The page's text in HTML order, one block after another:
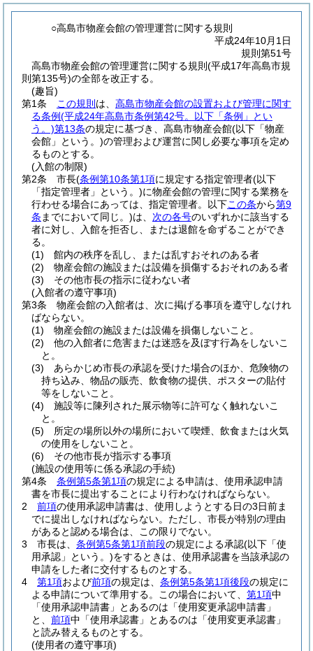
○高島市物産会館の管理運営に関する規則
平成24年10月1日
規則第51号
高島市物産会館の管理運営に関する規則(平成17年高島市規
則第135号)の全部を改正する。
(趣旨)
第1条
この規則 は、 高島市物産会館の設置および管理に関す
る条例(平成24年高島市条例第42号。以下「条例」とい
う。)第13条の規定に基づき、高島市物産会館(以下「物産
会館」という。)の管理および運営に関し必要な事項を定め
るものとする。
(入館の制限)
第2条
市長(条例第10条第1項に規定する指定管理者(以下
「指定管理者」という。)に物産会館の管理に関する業務を
行わせる場合にあっては、指定管理者。以下この条から第9
条 までにおいて同じ。)は、 次の各号のいずれかに該当する
者に対し、入館を拒否し、または退館を命ずることができ
る。
(1)
館内の秩序を乱し、または乱すおそれのある者
(2)
物産会館の施設または設備を損傷するおそれのある者
(3)
その他市長の指示に従わない者
(入館者の遵守事項)
第3条
物産会館の入館者は、次に掲げる事項を遵守しなけれ
ばならない。
(1)
物産会館の施設または設備を損傷しないこと。
(2)
他の入館者に危害または迷惑を及ぼす行為をしないこ
と。
(3)
あらかじめ市長の承認を受けた場合のほか、危険物の
持ち込み、物品の販売、飲食物の提供、ポスターの貼付
等をしないこと。
(4)
施設等に陳列された展示物等に許可なく触れないこ
と。
(5)
所定の場所以外の場所において喫煙、飲食または火気
の使用をしないこと。
(6)
その他市長が指示する事項
(施設の使用等に係る承認の手続)
第4条
条例第5条第1項の規定による申請は、使用承認申請
書を市長に提出することにより行わなければならない。
2
前項の使用承認申請書は、使用しようとする日の3日前ま
でに提出しなければならない。 ただし、市長が特別の理由
があると認める場合は、この限りでない。
3
市長は、 条例第5条第1項前段の規定による承認(以下「使
用承認」という。)をするときは、使用承認書を当該承認の
申請をした者に交付するものとする。
4
第1項および前項の規定は、 条例第5条第1項後段の規定に
よる申請について準用する。
この場合において、 第1項中
「使用承認申請書」とあるのは「使用変更承認申請書」
と、 前項中「使用承認書」とあるのは「使用変更承認書」
と読み替えるものとする。
(使用者の遵守事項)